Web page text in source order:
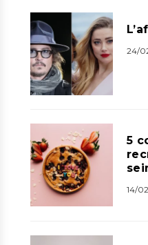
24/
5
14/